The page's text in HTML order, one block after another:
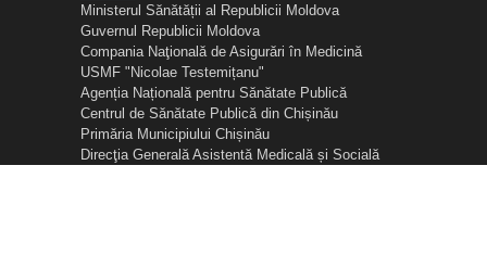
Ministerul Sănătății al Republicii Moldova
Guvernul Republicii Moldova
Compania Naţională de Asigurări în Medicină
USMF "Nicolae Testemițanu"
Agenția Națională pentru Sănătate Publică
Centrul de Sănătate Publică din Chișinău
Primăria Municipiului Chișinău
Direcţia Generală Asistentă Medicală și Socială